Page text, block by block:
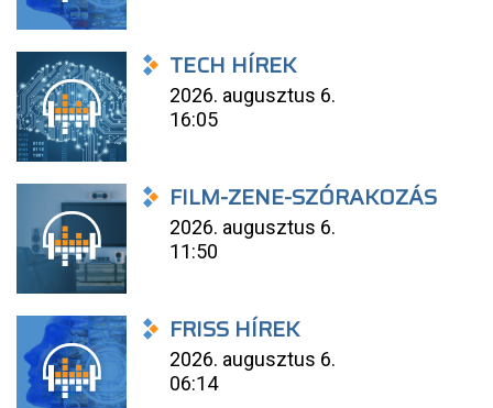
TECH HÍREK
2026. augusztus 6.
16:05
FILM-ZENE-SZÓRAKOZÁS
2026. augusztus 6.
11:50
FRISS HÍREK
2026. augusztus 6.
06:14